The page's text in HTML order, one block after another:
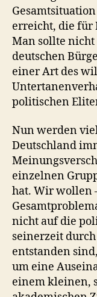
erreicht, die für
Man sollte nicht
deutschen
einer Art des
politischen
Nun werden
Deutschland
einzelnen
hat. Wir wollen
nicht auf die
seinerzeit
entstanden
um eine
einem kleinen,